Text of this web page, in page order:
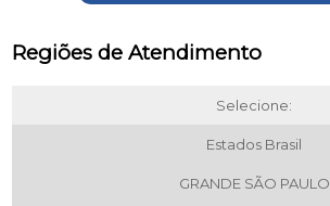
Regiões de Atendimento
Selecione:
Estados Brasil
GRANDE SÃO PAULO